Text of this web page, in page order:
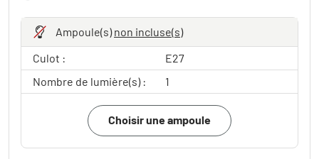
Ampoule(s)non incluse(s)
Culot :
E27
Nombre de lumière(s) :
1
Choisir une ampoule